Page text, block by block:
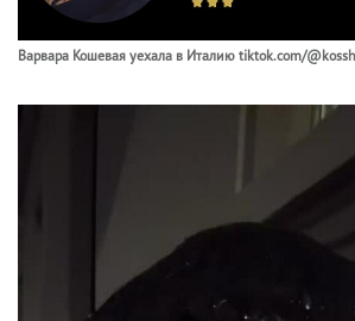
Варвара Кошевая уехала в Италию tiktok.com/